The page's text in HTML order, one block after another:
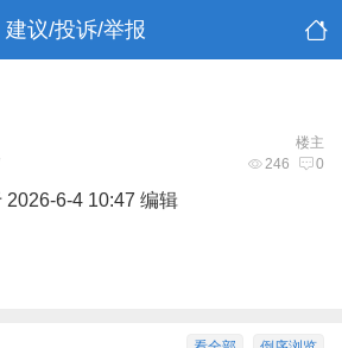
建议/投诉/举报
楼主
246 0
6-4 10:47 编辑